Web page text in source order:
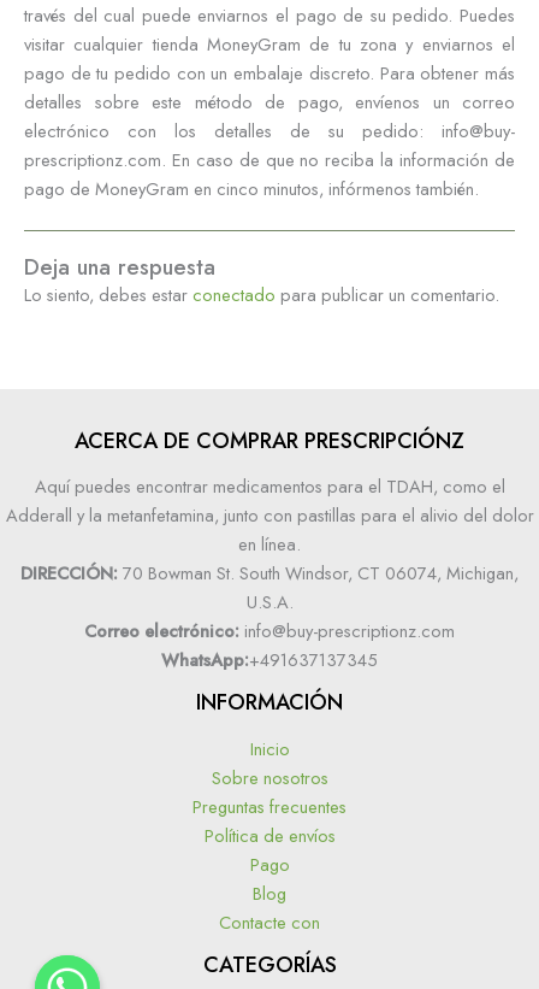
través del cual puede enviarnos el pago de su pedido. Puedes
visitar cualquier tienda MoneyGram de tu zona y enviarnos el
pago de tu pedido con un embalaje discreto. Para obtener más
detalles sobre este método de pago, envíenos un correo
electrónico con los detalles de su pedido: info@buy-
prescriptionz.com. En caso de que no reciba la información de
pago de MoneyGram en cinco minutos, infórmenos también.
Deja una respuesta
Lo siento, debes estarconectado para publicar un comentario.
ACERCA DE COMPRAR PRESCRIPCIÓNZ
Aquí puedes encontrar medicamentos para el TDAH, como el
Adderall y la metanfetamina, junto con pastillas para el alivio del dolor
en línea.
DIRECCIÓN: 70 Bowman St. South Windsor, CT 06074, Michigan,
U.S.A.
Correo electrónico: info@buy-prescriptionz.com
WhatsApp:+491637137345
INFORMACIÓN
Inicio
Sobre nosotros
Preguntas frecuentes
Política de envíos
Pago
Blog
Contacte con
CATEGORÍAS